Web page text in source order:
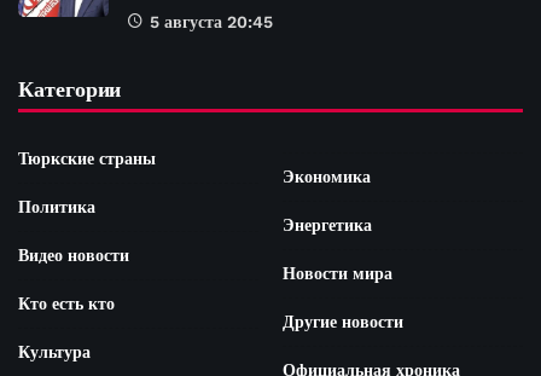
5 августа 20:45
Категории
Тюркские страны
Политика
Видео новости
Кто есть кто
Культура
Экономика
Энергетика
Новости мира
Другие новости
Официальная хроника